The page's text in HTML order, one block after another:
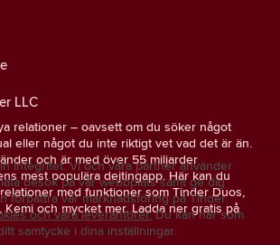
LLC
relationer – oavsett om du söker något
eller något du inte riktigt vet vad det är än.
och är med över 55 miljarder
mest populära dejtingapp. Här kan du
med funktioner som Tinder Duos,
Kemi och mycket mer. Ladda ner gratis på
integritet. Vi och våra partner använder
besök på vår webbplats samt ge dig
förbättra vår marknadsföring på Tinder.
och våra leverantörer. Du kan när som
samtycke i dina inställningar.